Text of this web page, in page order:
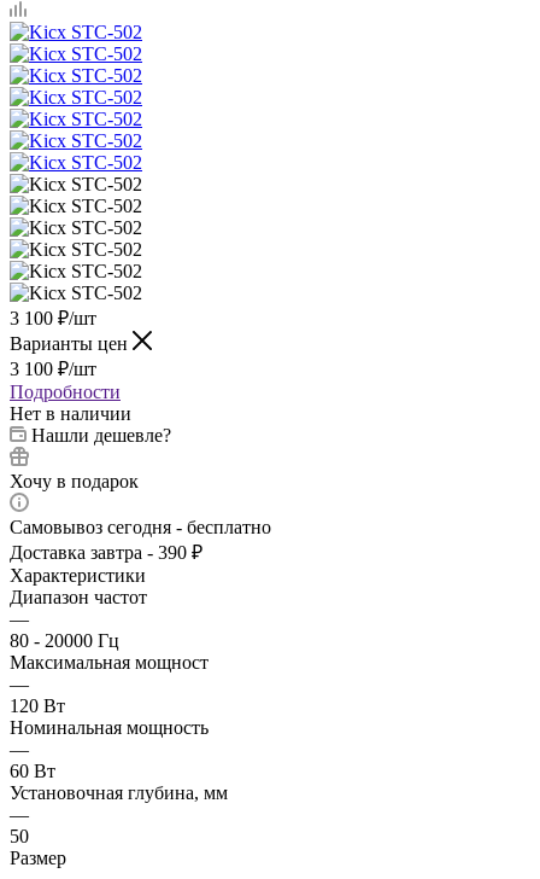
3 100 ₽/шт
Варианты цен
3 100 ₽/шт
Подробности
Нет в наличии
Нашли дешевле?
Хочу в подарок
Самовывоз сегодня - бесплатно
Доставка завтра - 390 ₽
Характеристики
Диапазон частот
—
80 - 20000 Гц
Максимальная мощност
—
120 Вт
Номинальная мощность
—
60 Вт
Установочная глубина, мм
—
50
Размер